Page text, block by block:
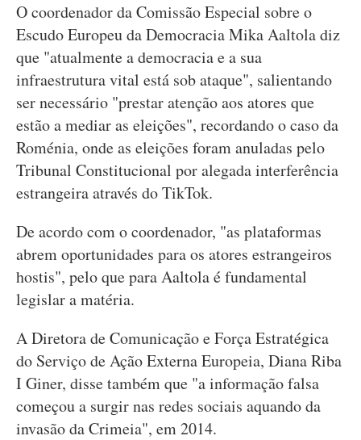
O coordenador da Comissão Especial sobre o
Escudo Europeu da Democracia Mika Aaltola diz
que "atualmente a democracia e a sua
infraestrutura vital está sob ataque", salientando
ser necessário "prestar atenção aos atores que
estão a mediar as eleições", recordando o caso da
Roménia, onde as eleições foram anuladas pelo
Tribunal Constitucional por alegada interferência
estrangeira através do TikTok.
De acordo com o coordenador, "as plataformas
abrem oportunidades para os atores estrangeiros
hostis", pelo que para Aaltola é fundamental
legislar a matéria.
A Diretora de Comunicação e Força Estratégica
do Serviço de Ação Externa Europeia, Diana Riba
I Giner, disse também que "a informação falsa
começou a surgir nas redes sociais aquando da
invasão da Crimeia", em 2014.